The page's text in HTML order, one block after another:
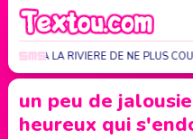
DIRE A LA RIVIERE DE NE PLUS
un peu de
heureux qui